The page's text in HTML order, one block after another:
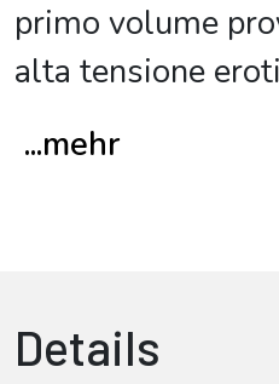
primo volume
alta tensione
...mehr
Details